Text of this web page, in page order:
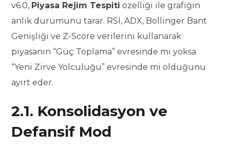
v6.0, Piyasa Rejim Tespiti özelliği ile grafiğin
anlık durumunu tarar. RSI, ADX, Bollinger Bant
Genişliği ve Z-Score verilerini kullanarak
piyasanın “Güç Toplama” evresinde mi yoksa
“Yeni Zirve Yolculuğu” evresinde mi olduğunu
ayırt eder.
2.1. Konsolidasyon ve
Defansif Mod